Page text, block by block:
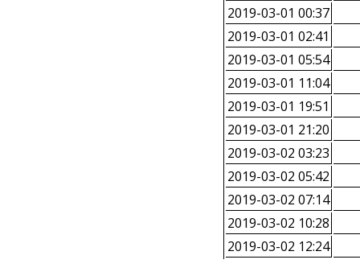
2019-03-01 00:37
2019-03-01 02:41
2019-03-01 05:54
2019-03-01 11:04
2019-03-01 19:51
2019-03-01 21:20
2019-03-02 03:23
2019-03-02 05:42
2019-03-02 07:14
2019-03-02 10:28
2019-03-02 12:24